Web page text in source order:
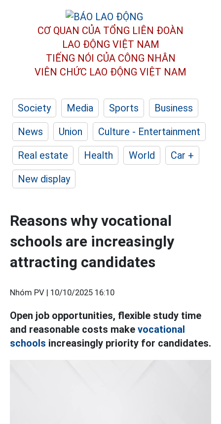
CƠ QUAN CỦA TỔNG LIÊN ĐOÀN
LAO ĐỘNG VIỆT NAM
TIẾNG NÓI CỦA CÔNG NHÂN
VIÊN CHỨC LAO ĐỘNG VIỆT NAM
Society Media Sports
Business
News
Union
Culture - Entertainment
Real estate
Health World
Car +
New display
Reasons why vocational
schools are increasingly
attracting candidates
Nhóm PV | 10/10/2025 16:10
Open job opportunities, flexible study time
and reasonable costs make vocational
schools increasingly priority for candidates.